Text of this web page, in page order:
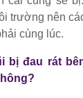
trường nên
cùng lúc.
bị đau rát